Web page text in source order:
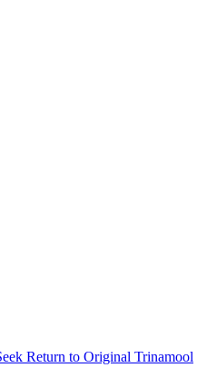
Seek Return to Original Trinamool